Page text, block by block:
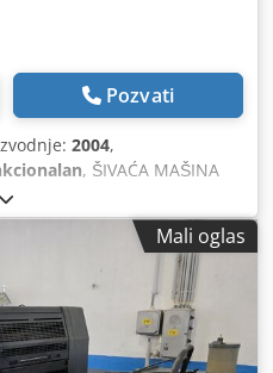
Pozvati
2004,
, ŠIVAĆA MAŠINA
proizvodnje 2004, korišćena,
6 jedinica za ubacivanje
korica. Šivaća stanica sa 2
(trimer). Crodpfozr Halex
bloka, dužina
centrirani rez.
Mali oglas